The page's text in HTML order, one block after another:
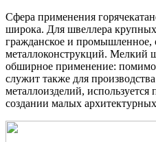
Сфера применения
широка. Для швеллера крупных
гражданское и промышленное,
металлоконструкций. Мелкий
обширное применение: помимо
служит также для
металлоизделий,
создании малых